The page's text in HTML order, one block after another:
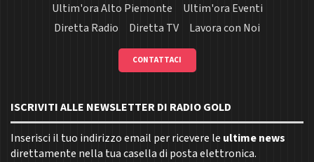
Ultim'ora Alto Piemonte
Ultim'ora Eventi
Diretta Radio
Diretta TV Lavora con Noi
CONTATTACI
ISCRIVITI ALLE NEWSLETTER DI RADIO GOLD
Inserisci il tuo indirizzo email per ricevere le ultime news
direttamente nella tua casella di posta elettronica.